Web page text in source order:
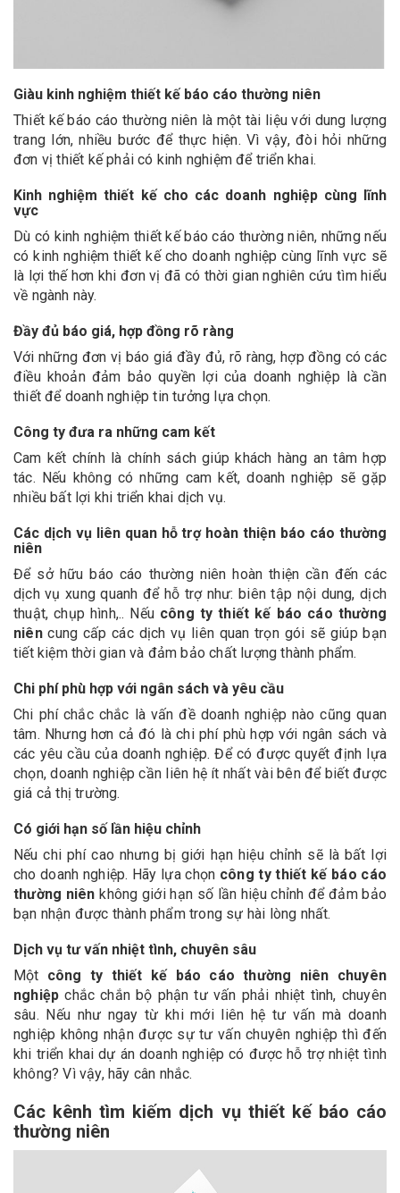
Giàu kinh nghiệm thiết kế báo cáo thường niên
Thiết kế báo cáo thường niên là một tài liệu với dung lượng
trang lớn, nhiều bước để thực hiện. Vì vậy, đòi hỏi những
đơn vị thiết kế phải có kinh nghiệm để triển khai.
Kinh nghiệm thiết kế cho các doanh nghiệp cùng lĩnh
vực
Dù có kinh nghiệm thiết kế báo cáo thường niên, những nếu
có kinh nghiệm thiết kế cho doanh nghiệp cùng lĩnh vực sẽ
là lợi thế hơn khi đơn vị đã có thời gian nghiên cứu tìm hiểu
về ngành này.
Đầy đủ báo giá, hợp đồng rõ ràng
Với những đơn vị báo giá đầy đủ, rõ ràng, hợp đồng có các
điều khoản đảm bảo quyền lợi của doanh nghiệp là cần
thiết để doanh nghiệp tin tưởng lựa chọn.
Công ty đưa ra những cam kết
Cam kết chính là chính sách giúp khách hàng an tâm hợp
tác. Nếu không có những cam kết, doanh nghiệp sẽ gặp
nhiều bất lợi khi triển khai dịch vụ.
Các dịch vụ liên quan hỗ trợ hoàn thiện báo cáo thường
niên
Để sở hữu báo cáo thường niên hoàn thiện cần đến các
dịch vụ xung quanh để hỗ trợ như: biên tập nội dung, dịch
thuật, chụp hình,.. Nếu công ty thiết kế báo cáo thường
niêncung cấp các dịch vụ liên quan trọn gói sẽ giúp bạn
tiết kiệm thời gian và đảm bảo chất lượng thành phẩm.
Chi phí phù hợp với ngân sách và yêu cầu
Chi phí chắc chắc là vấn đề doanh nghiệp nào cũng quan
tâm. Nhưng hơn cả đó là chi phí phù hợp với ngân sách và
các yêu cầu của doanh nghiệp. Để có được quyết định lựa
chọn, doanh nghiệp cần liên hệ ít nhất vài bên để biết được
giá cả thị trường.
Có giới hạn số lần hiệu chỉnh
Nếu chi phí cao nhưng bị giới hạn hiệu chỉnh sẽ là bất lợi
cho doanh nghiệp. Hãy lựa chọn công ty thiết kế báo cáo
thường niên không giới hạn số lần hiệu chỉnh để đảm bảo
bạn nhận được thành phẩm trong sự hài lòng nhất.
Dịch vụ tư vấn nhiệt tình, chuyên sâu
Một công ty thiết kế báo cáo thường niên chuyên
nghiệp chắc chắn bộ phận tư vấn phải nhiệt tình, chuyên
sâu. Nếu như ngay từ khi mới liên hệ tư vấn mà doanh
nghiệp không nhận được sự tư vấn chuyên nghiệp thì đến
khi triển khai dự án doanh nghiệp có được hỗ trợ nhiệt tình
không? Vì vậy, hãy cân nhắc.
Các kênh tìm kiếm dịch vụ thiết kế báo cáo
thường niên